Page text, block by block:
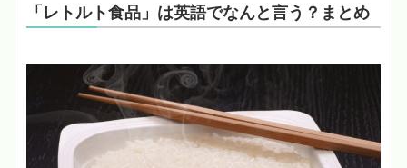
「レトルト食品」は英語でなんと言う？まとめ